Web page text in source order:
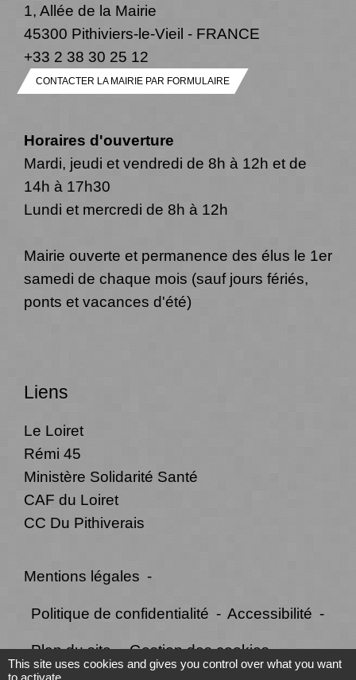
1, Allée de la Mairie
45300 Pithiviers-le-Vieil - FRANCE
+33 2 38 30 25 12
CONTACTER LA MAIRIE PAR FORMULAIRE
Horaires d'ouverture
Mardi, jeudi et vendredi de 8h à 12h et de
14h à 17h30
Lundi et mercredi de 8h à 12h
Mairie ouverte et permanence des élus le 1er
samedi de chaque mois (sauf jours fériés,
ponts et vacances d'été)
Liens
Le Loiret
Rémi 45
Ministère Solidarité Santé
CAF du Loiret
CC Du Pithiverais
Mentions légales -
Politique de confidentialité - Accessibilité -
Plan du site - Gestion des cookies
This site uses cookies and gives you control over what you want
to activate